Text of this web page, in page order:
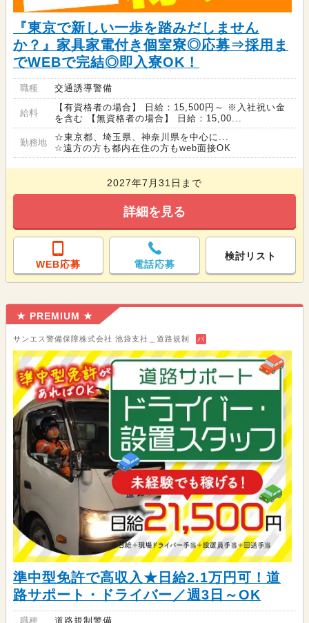
『東京で新しい一歩を踏みだしません
か？』家具家電付き個室寮◎応募⇒採用ま
でWEBで完結◎即入寮OK！
職種 交通誘導警備
給料
【有資格者の場合】 日給：15,500円～ ※入社祝い金
を含む 【無資格者の場合】 日給：15,00...
勤務地
☆東京都、埼玉県、神奈川県を中心に...
☆遠方の方も都内在住の方もweb面接OK
2027年7月31日まで
詳細を見る
WEB応募 電話応募
検討リスト
★ PREMIUM ★
サンエス警備保障株式会社 池袋支社＿道路規制 バ
準中型免許で高収入★日給2.1万円可！道
路サポート・ドライバー／週3日～OK
職種 道路規制警備